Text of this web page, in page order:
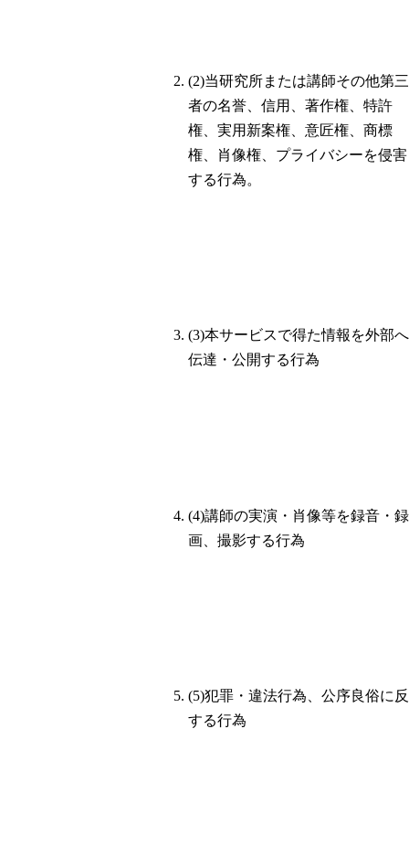
(2)当研究所または講師その他第三
者の名誉、信用、著作権、特許
権、実用新案権、意匠権、商標
権、肖像権、プライバシーを侵害
する行為。
(3)本サービスで得た情報を外部へ
伝達・公開する行為
(4)講師の実演・肖像等を録音・録
画、撮影する行為
(5)犯罪・違法行為、公序良俗に反
する行為